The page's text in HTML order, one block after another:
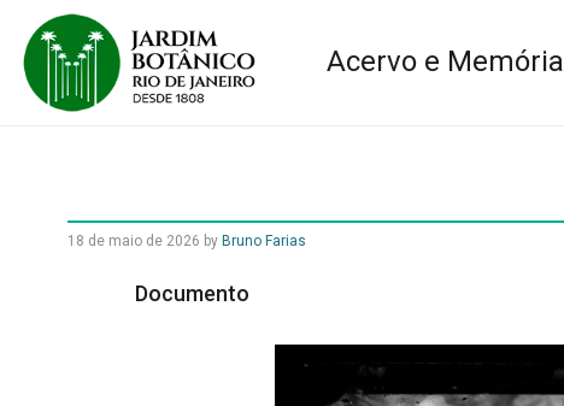
Acervo e Memória
18 de maio de 2026 by Bruno Farias
Documento